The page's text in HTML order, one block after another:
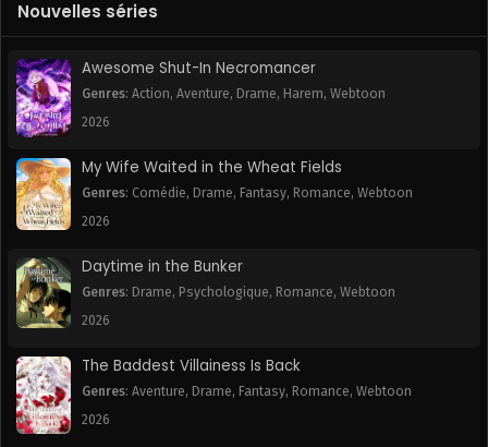
Chapitre 92
September 20, 2024 September 20, 2024
Chapitre 90
September 20, 2024
Chapitre 89
Chapitre 88
September 20, 2024
Chapitre 87
September 20, 2024
Chapitre 86
Chapitre 84
September 20, 2024
Chapitre 83
Chapitre 82
September 20, 2024
Chapitre 81
September 20, 2024
Chapitre 80
Nouvelles séries
Awesome Shut-In Necromancer
Genres: Action, Aventure, Drame, Harem, Webtoon
2026
My Wife Waited in the Wheat Fields
Genres: Comédie, Drame, Fantasy, Romance, Webtoon
2026
Daytime in the Bunker
Genres: Drame, Psychologique, Romance, Webtoon
2026
The Baddest Villainess Is Back
Genres: Aventure, Drame, Fantasy, Romance, Webtoon
2026